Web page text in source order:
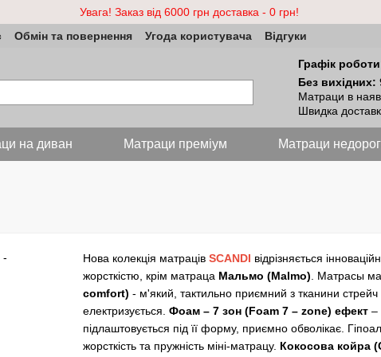
Увага! Заказ від 6000 грн доставка - 0 грн!
Обмін та повернення Угода користувача Відгуки
Графік
Без вихідних:
Матраци в
Швидка
на диван Матраци преміум Матраци
Нова колекція матраців SCANDI відрізняється
жорсткістю, крім матраца Мальмо (Malmo) . Матрасы
comfort) - м'який, тактильно приємний з тканини стрейч
електризується. Фоам – 7 зон (Foam 7 – zone) ефект –
підлаштовується під її форму, приємно обволікає.
жорсткість та пружність міні-матрацу. Кокосова койра